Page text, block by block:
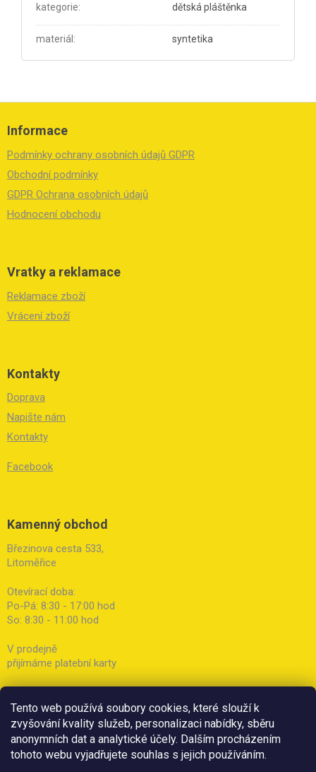
Tento web používá soubory cookies, které slouží k
zvyšování kvality služeb, personalizaci nabídky, sběru
anonymních dat a analytické účely. Dalším procházením
tohoto webu vyjadřujete souhlas s jejich používáním.
kategorie: dětská pláštěnka
materiál : syntetika
Z
Informace
Podmínky ochrany osobních údajů GDPR
Obchodní podmínky
GDPR Ochrana osobních údajů
Hodnocení obchodu
Vratky a reklamace
Reklamace zboží
Vrácení zboží
Kontakty
Doprava
Napište nám
Kontakty
Facebook
Kamenný obchod
Březinova cesta 533,
Litoměřice
Otevírací doba:
Po-Pá: 8:30 - 17:00 hod
So: 8:30 - 11:00 hod
V prodejně
přijímáme platební karty